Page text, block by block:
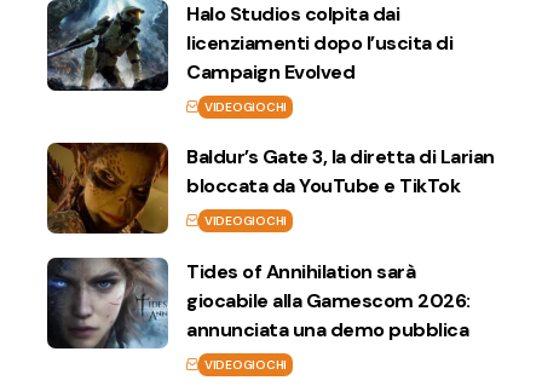
Halo Studios colpita dai
licenziamenti dopo l’uscita di
Campaign Evolved
VIDEOGIOCHI
Baldur’s Gate 3, la diretta di Larian
bloccata da YouTube e TikTok
VIDEOGIOCHI
Tides of Annihilation sarà
giocabile alla Gamescom 2026:
annunciata una demo pubblica
VIDEOGIOCHI